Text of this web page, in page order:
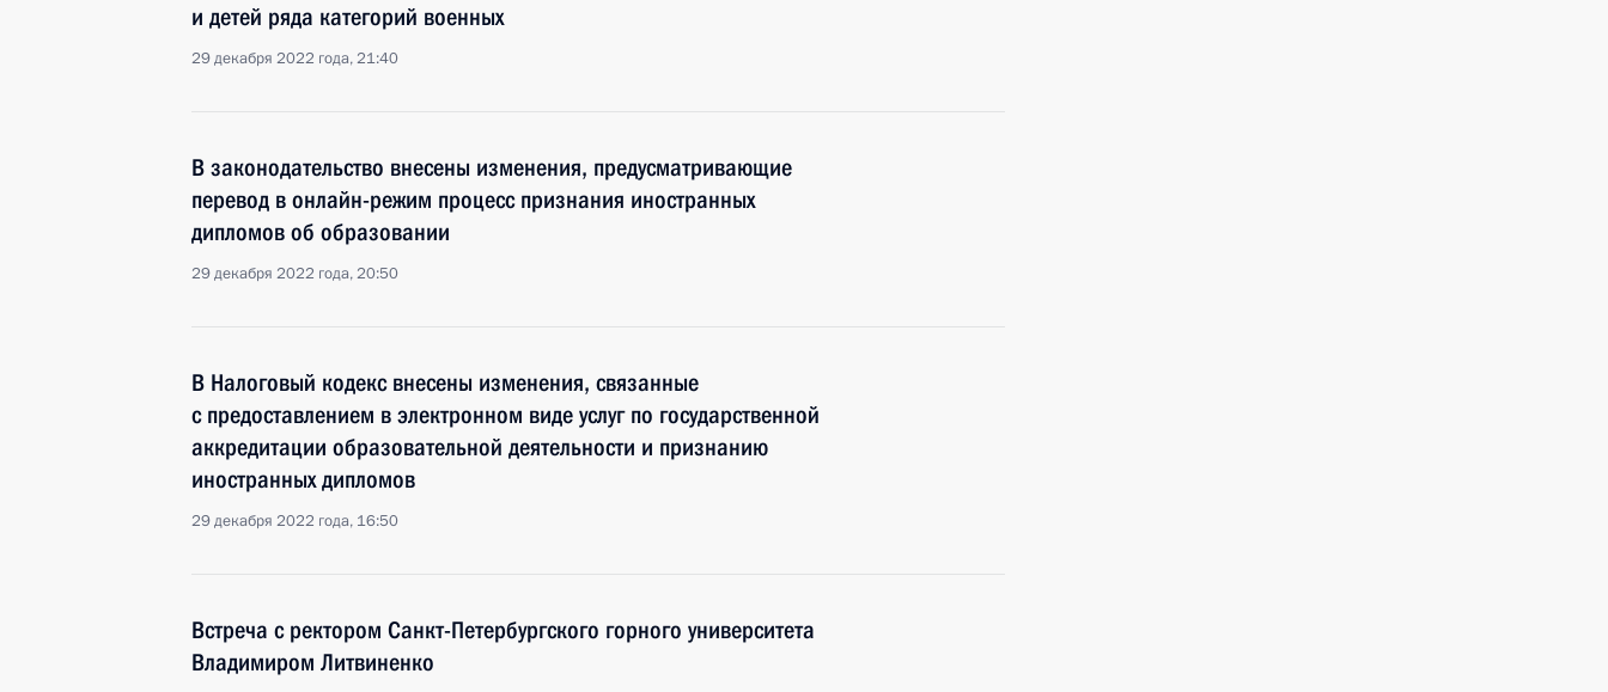
и детей ряда категорий военных
29 декабря 2022 года, 21:40
В законодательство внесены изменения, предусматривающие
перевод в онлайн-режим процесс признания иностранных
дипломов об образовании
29 декабря 2022 года, 20:50
В Налоговый кодекс внесены изменения, связанные
с предоставлением в электронном виде услуг по государственной
аккредитации образовательной деятельности и признанию
иностранных дипломов
29 декабря 2022 года, 16:50
Встреча с ректором Санкт-Петербургского горного университета
Владимиром Литвиненко